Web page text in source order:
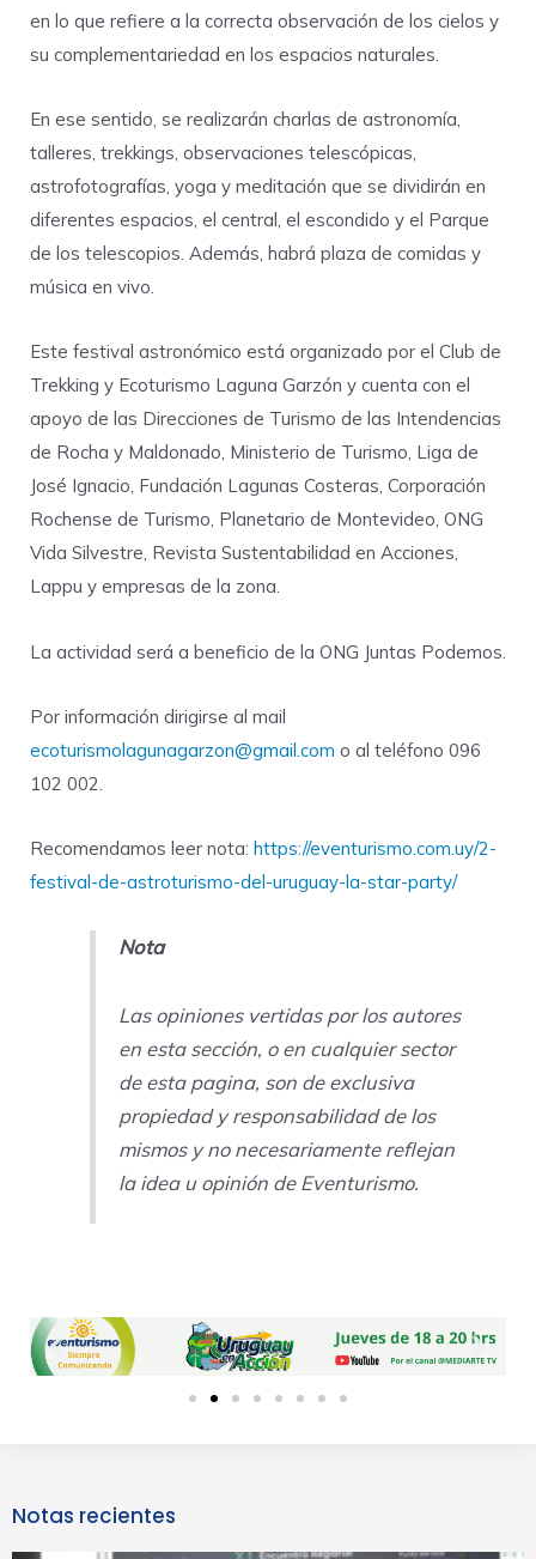
en lo que refiere a la correcta observación de los cielos y
su complementariedad en los espacios naturales.
En ese sentido, se realizarán charlas de astronomía,
talleres, trekkings, observaciones telescópicas,
astrofotografías, yoga y meditación que se dividirán en
diferentes espacios, el central, el escondido y el Parque
de los telescopios. Además, habrá plaza de comidas y
música en vivo.
Este festival astronómico está organizado por el Club de
Trekking y Ecoturismo Laguna Garzón y cuenta con el
apoyo de las Direcciones de Turismo de las Intendencias
de Rocha y Maldonado, Ministerio de Turismo, Liga de
José Ignacio, Fundación Lagunas Costeras, Corporación
Rochense de Turismo, Planetario de Montevideo, ONG
Vida Silvestre, Revista Sustentabilidad en Acciones,
Lappu y empresas de la zona.
La actividad será a beneficio de la ONG Juntas Podemos.
Por información dirigirse al mail
ecoturismolagunagarzon@gmail.com o al teléfono 096
102 002.
Recomendamos leer nota: https://eventurismo.com.uy/2-
festival-de-astroturismo-del-uruguay-la-star-party/
Nota
Las opiniones vertidas por los autores
en esta sección, o en cualquier sector
de esta pagina, son de exclusiva
propiedad y responsabilidad de los
mismos y no necesariamente reflejan
la idea u opinión de Eventurismo.
Previous
slide
Next
slide
Notas recientes